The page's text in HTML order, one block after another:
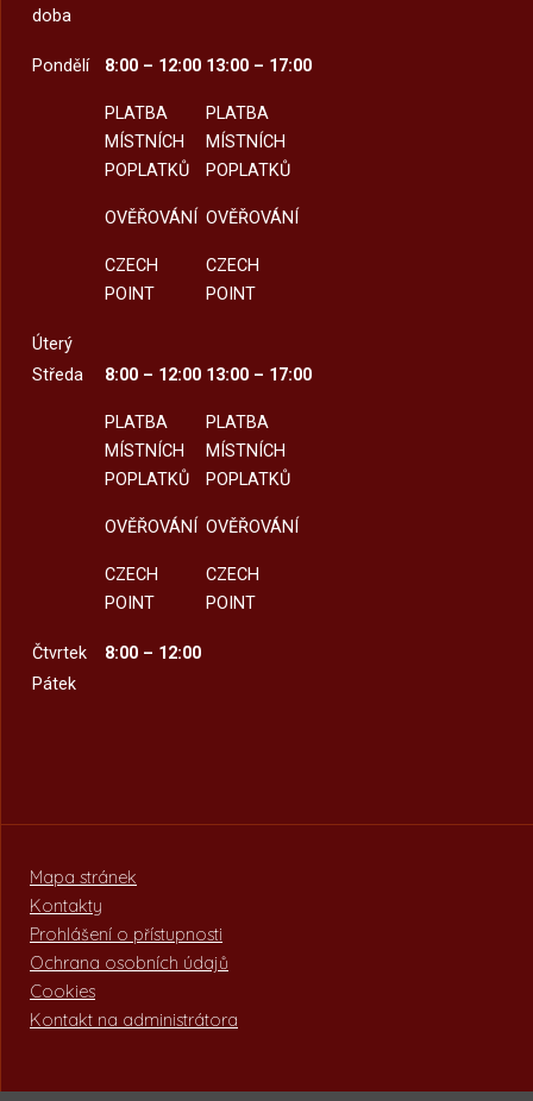
doba
Pondělí 8:00 – 12:00
PLATBA
MÍSTNÍCH
POPLATKŮ
OVĚŘOVÁNÍ
CZECH
POINT
13:00 – 17:00
PLATBA
MÍSTNÍCH
POPLATKŮ
OVĚŘOVÁNÍ
CZECH
POINT
Úterý
Středa
8:00 – 12:00
PLATBA
MÍSTNÍCH
POPLATKŮ
OVĚŘOVÁNÍ
CZECH
POINT
13:00 – 17:00
PLATBA
MÍSTNÍCH
POPLATKŮ
OVĚŘOVÁNÍ
CZECH
POINT
Čtvrtek
8:00 – 12:00
Pátek
Mapa stránek
Kontakty
Prohlášení o přístupnosti
Ochrana osobních údajů
Cookies
Kontakt na administrátora